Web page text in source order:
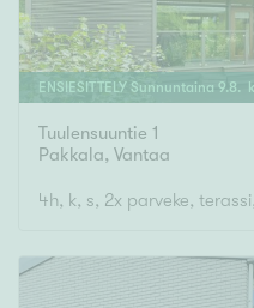
ENSIESITTELY Sunnuntaina 9.8 .
Tuulensuuntie 1
Pakkala, Vantaa
4h, k, s, 2x parveke,